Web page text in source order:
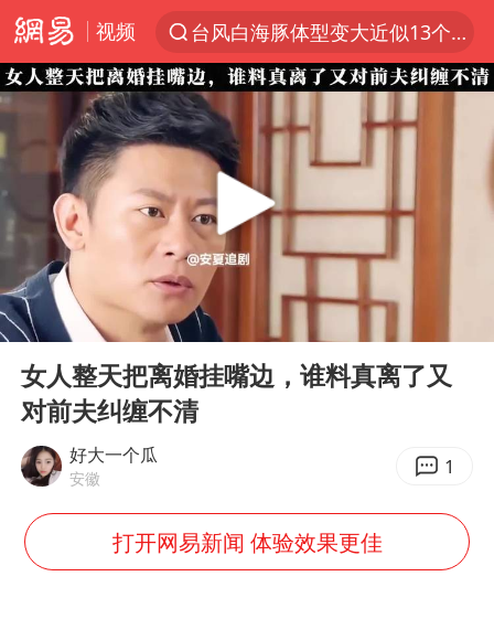
视频
台风白海豚体型变大近似13个浙江面积
夜幕落下 运动上场
改名后的“青海拉面”店
段绚竞因公牺牲 年仅44岁
男子结婚8年3个女儿均非亲生
“空调24小时开着更省电”不实
“不建议大家买深色蛋糕”
台风白海豚逼近 暴雨大暴雨来袭
公司“上四休三”但要降薪1000元
Play
00:00
女人整天把离婚挂嘴边，谁料真离了又
对前夫纠缠不清
好大一个瓜
安徽 1
打开网易新闻 体验效果更佳